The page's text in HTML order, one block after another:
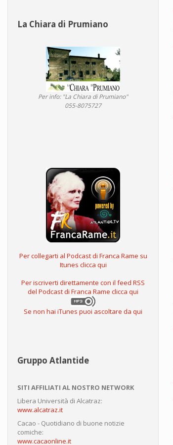
La Chiara di Prumiano
Per info: "La Chiara di Prumiano"
055-8075727
Per collegarti al Podcast di Franca Rame su
Itunes clicca qui
Per iscriverti direttamente con il feed RSS
del Podcast di Franca Rame clicca qui
Se non hai iTunes puoi ascoltare da qui
Gruppo Atlantide
SITI AFFILIATI AL NOSTRO NETWORK
Libera Università di Alcatraz:
www.alcatraz.it
Cacao - Quotidiano di buone notizie
comiche:
www.cacaonline.it